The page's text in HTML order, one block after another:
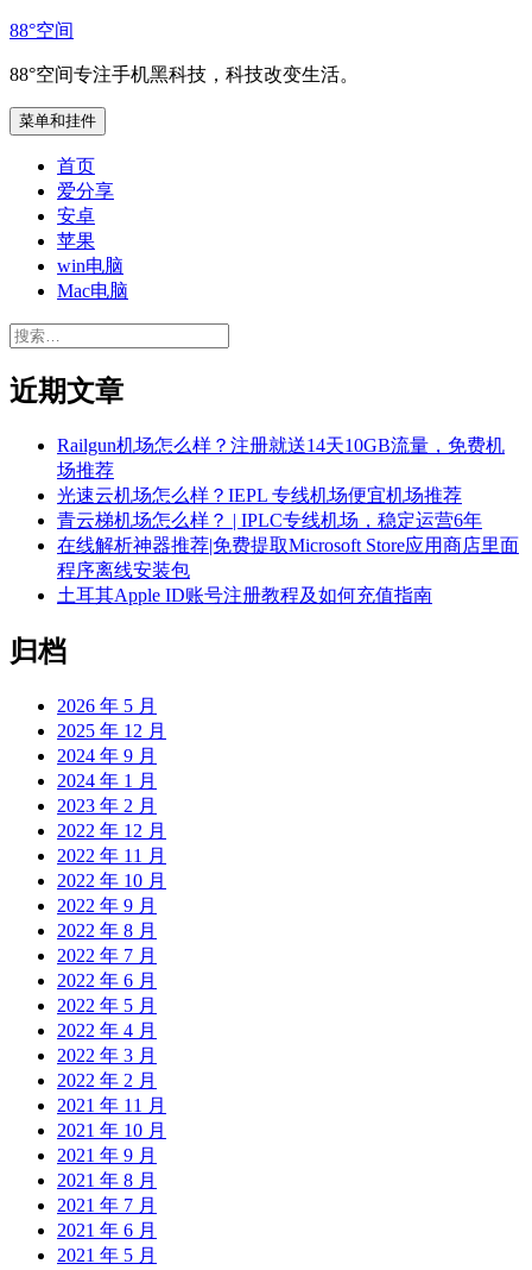
跳
内
容
88°空间
88°空间专注手机黑科技，科技改变生活。
菜单和挂件
首页
爱分享
安卓
苹果
win电脑
Mac电脑
搜
近期文章
Railgun机场怎么样？注册就送14天10GB流量，免费机
场推荐
光速云机场怎么样？IEPL 专线机场便宜机场推荐
青云梯机场怎么样？ | IPLC专线机场，稳定运营6年
在线解析神器推荐|免费提取Microsoft Store应用商店里面
程序离线安装包
土耳其Apple ID账号注册教程及如何充值指南
归档
2026 年 5 月
2025 年 12 月
2024 年 9 月
2024 年 1 月
2023 年 2 月
2022 年 12 月
2022 年 11 月
2022 年 10 月
2022 年 9 月
2022 年 8 月
2022 年 7 月
2022 年 6 月
2022 年 5 月
2022 年 4 月
2022 年 3 月
2022 年 2 月
2021 年 11 月
2021 年 10 月
2021 年 9 月
2021 年 8 月
2021 年 7 月
2021 年 6 月
2021 年 5 月